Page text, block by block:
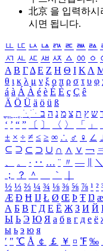
北京 을 입력하시
시면 됩니다.
ㅥ ㅦ ㅧ ㅨ ㅩ ㅪ ㅫ ㅬ
ㅺ ㅻ ㅼ ㅽ ㅾ ㅿ ㆀ ㆁ
Α Β ΓΔ Ε Ζ Η Θ Ι ΚΛ
θ ι κ λ μ ν ξ ο π ρ σ τ υ φ
á à Á À é è É È ç Ç ê
Ä Ö Ü ä ö ü ß
ִֶֹ ֻּ ׁׂ ש ץ ת צ מ נ ה ב
‘ ’ “ ” 〔 〕 〈 〉 「 」
± × ÷ ≠ ≤ ≥ ∞ ∴ ♂ ♀ ∠
⊆ ⊇ ⊂ ⊃ ∪ ∩ ∧ ∨ ￢
、
。 · ‥ … ¨ 〃 ― ＼
；
？ ＾ ｀
½ ⅓ ⅔ ¼ ¾ ⅛ ⅜ ⅝ ⅞ ¹ ²
Æ Ð Ħ Ĳ Ł Ø Œ Þ Ŧ Ŋ æ
А Б В Г Д Е Ё Ж З И Й
Ы Ь Э Ю Я а б в г д е ё
ы ь э ю я
′ ″ ℃ Å ￠ ￡ ￥ ¤ ℉ ‰